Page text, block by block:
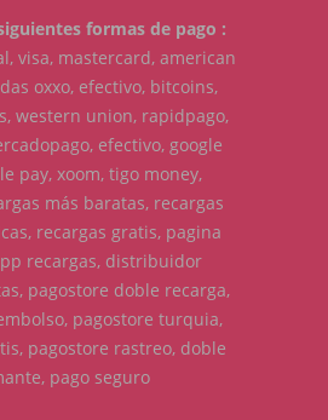
formas de pago :
visa, mastercard, american
oxxo, efectivo, bitcoins,
western union, rapidpago,
efectivo, google
pay, xoom, tigo money,
más baratas, recargas
recargas gratis, pagina
recargas, distribuidor
pagostore doble recarga,
pagostore turquia,
pagostore rastreo, doble
pago seguro